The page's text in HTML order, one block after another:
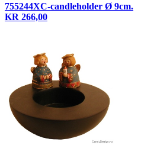
755244XC-candleholder Ø 9cm.
KR 266,00